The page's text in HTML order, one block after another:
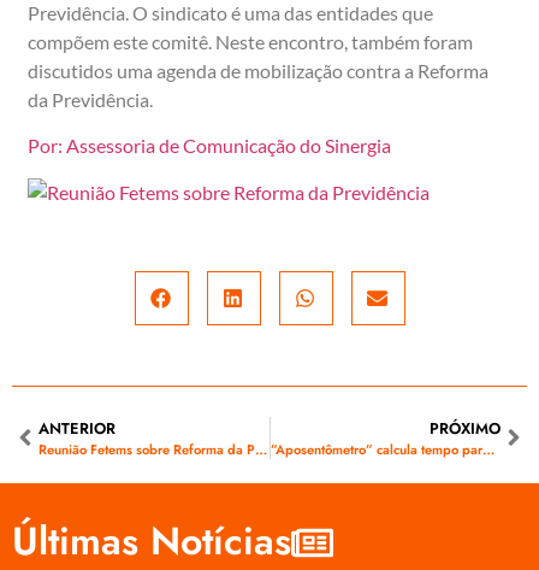
Previdência. O sindicato é uma das entidades que
compõem este comitê. Neste encontro, também foram
discutidos uma agenda de mobilização contra a Reforma
da Previdência.
Por: Assessoria de Comunicação do Sinergia
ANTERIOR
Reunião Fetems sobre Reforma da Previdência
PRÓXIMO
”Aposentômetro” calcula tempo para se aposentar com a Reforma da Previdência
Últimas Notícias